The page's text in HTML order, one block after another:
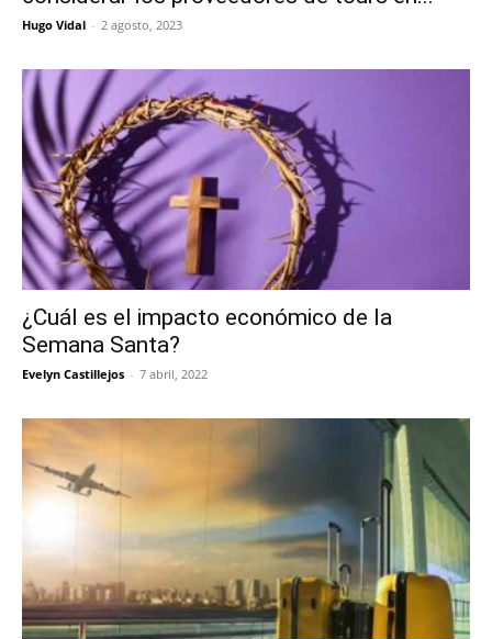
Hugo Vidal - 2 agosto, 2023
¿Cuál es el impacto económico de la
Semana Santa?
Evelyn Castillejos - 7 abril, 2022